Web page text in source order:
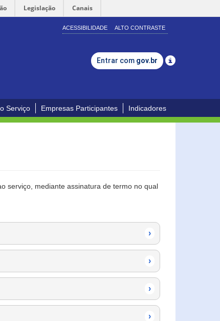
Legislação Canais
ACESSIBILIDADE ALTO CONTRASTE
Entrar com gov.br
Serviço Empresas Participantes Indicadores
serviço, mediante assinatura de termo no qual
›
›
›
›